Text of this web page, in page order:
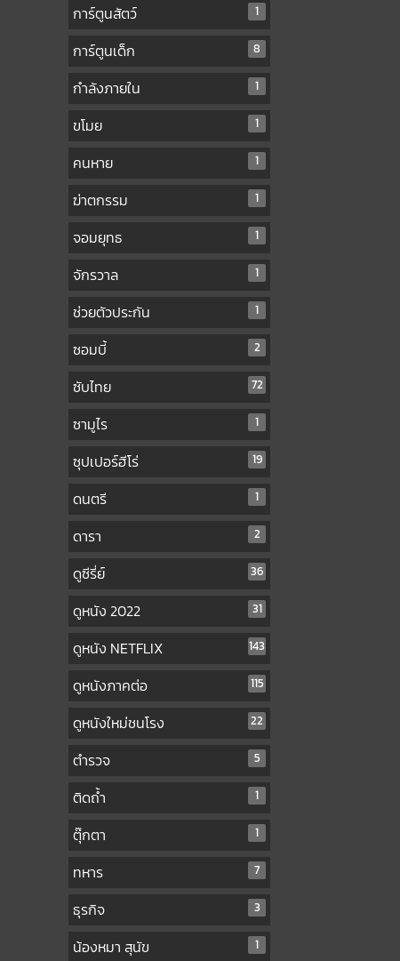
การ์ตูนสัตว์ 1
การ์ตูนเด็ก 8
กำลังภายใน 1
ขโมย 1
คนหาย 1
ฆ่าตกรรม 1
จอมยุทธ 1
จักรวาล 1
ช่วยตัวประกัน 1
ซอมบี้ 2
ซับไทย 72
ซามูไร 1
ซุปเปอร์ฮีโร่ 19
ดนตรี 1
ดารา 2
ดูซีรี่ย์ 36
ดูหนัง 2022 31
ดูหนัง NETFLIX 143
ดูหนังภาคต่อ 115
ดูหนังใหม่ชนโรง 22
ตำรวจ 5
ติดถ้ำ 1
ตุ๊กตา 1
ทหาร 7
ธุรกิจ 3
น้องหมา สุนัข 1